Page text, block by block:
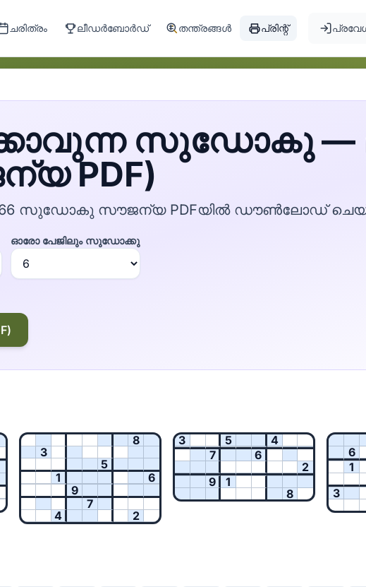
ചരിത്രം ലീഡർബോർഡ് തന്ത്രങ്ങൾ പ്രിന്റ്
സുഡോകു —
PDF)
366 സുഡോകു സൗജന്യ PDFയിൽ ഡൗൺലോഡ്
ഓരോ പേജിലും സുഡോക്കു
8
3
5
1
6
9
7
4
2
3 5
4
7
6
2
9
1
8
6
1
3